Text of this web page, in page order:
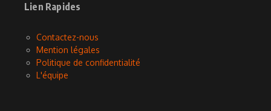
Lien Rapides
Contactez-nous
Mention légales
Politique de confidentialité
L'équipe